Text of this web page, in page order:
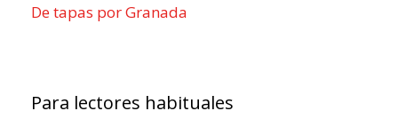
De tapas por Granada
Para lectores habituales